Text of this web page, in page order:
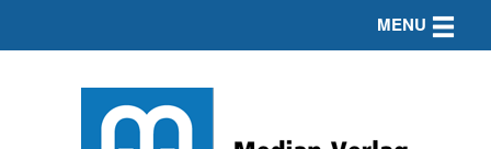
MENU Toggle